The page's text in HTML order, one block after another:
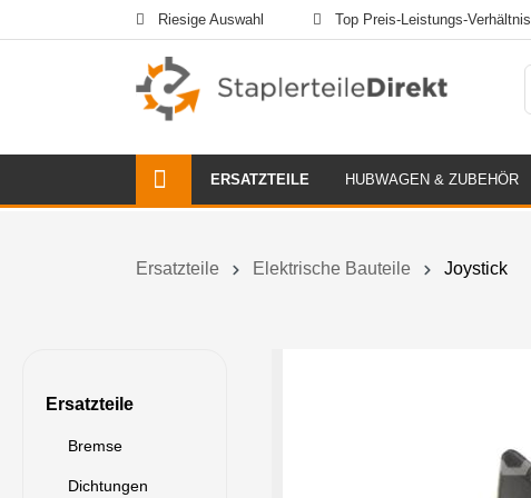
Riesige Auswahl Top Preis-Leistungs-Verhältnis
ERSATZTEILE HUBWAGEN & ZUBEHÖR
Ersatzteile Elektrische Bauteile Joystick
Ersatzteile
Bremse
Dichtungen